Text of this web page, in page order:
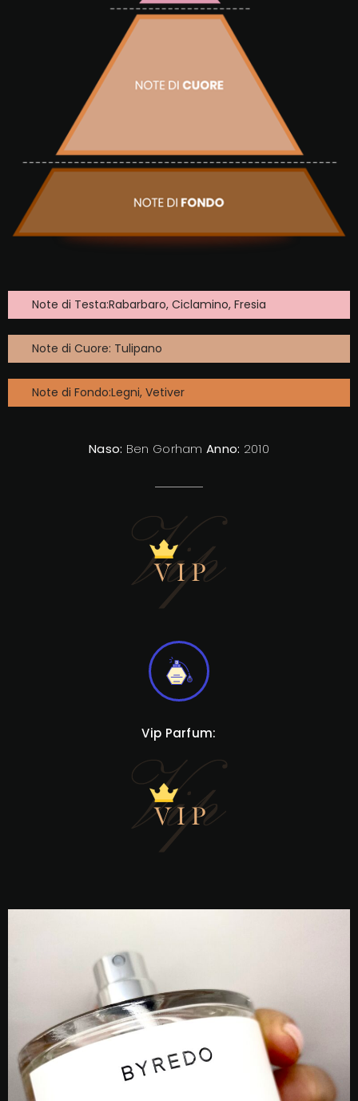
Note di Testa:Rabarbaro, Ciclamino, Fresia
Note di Cuore: Tulipano
Note di Fondo:Legni, Vetiver
Naso: Ben GorhamAnno: 2010
Vip Parfum: